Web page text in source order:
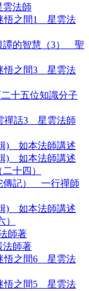
法師
悟之間1 星雲法
譚的智慧（3） 聖
悟之間3 星雲法
十五位知識分子
禪話3 星雲法師
) 如本法師講述
) 如本法師講述
十四）
傳記） 一行禪師
) 如本法師講述
師著
師著
悟之間6 星雲法
悟之間5 星雲法